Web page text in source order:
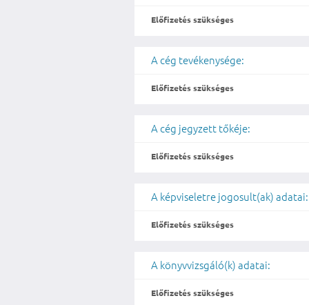
Előfizetés szükséges
A cég tevékenysége:
Előfizetés szükséges
A cég jegyzett tőkéje:
Előfizetés szükséges
A képviseletre jogosult(ak) adatai:
Előfizetés szükséges
A könyvvizsgáló(k) adatai:
Előfizetés szükséges